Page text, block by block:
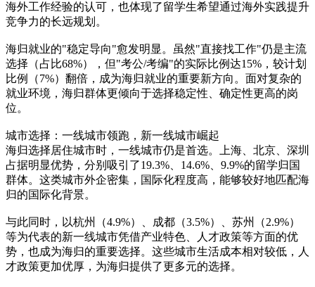
海外工作经验的认可，也体现了留学生希望通过海外实践提升
竞争力的长远规划。
海归就业的"稳定导向"愈发明显。虽然"直接找工作"仍是主流
选择（占比68%），但"考公/考编"的实际比例达15%，较计划
比例（7%）翻倍，成为海归就业的重要新方向。面对复杂的
就业环境，海归群体更倾向于选择稳定性、确定性更高的岗
位。
城市选择：一线城市领跑，新一线城市崛起
海归选择居住城市时，一线城市仍是首选。上海、北京、深圳
占据明显优势，分别吸引了19.3%、14.6%、9.9%的留学归国
群体。这类城市外企密集，国际化程度高，能够较好地匹配海
归的国际化背景。
与此同时，以杭州（4.9%）、成都（3.5%）、苏州（2.9%）
等为代表的新一线城市凭借产业特色、人才政策等方面的优
势，也成为海归的重要选择。这些城市生活成本相对较低，人
才政策更加优厚，为海归提供了更多元的选择。